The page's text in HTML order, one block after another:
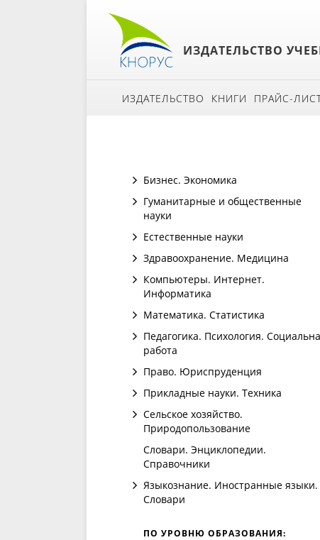
ИЗДАТЕЛЬСТВО
ИЗДАТЕЛЬСТВО КНИГИ ПРАЙС-
Бизнес. Экономика
Гуманитарные и общественные
науки
Естественные науки
Здравоохранение. Медицина
Компьютеры. Интернет.
Информатика
Математика. Статистика
Педагогика. Психология.
работа
Право. Юриспруденция
Прикладные науки. Техника
Сельское хозяйство.
Природопользование
Словари. Энциклопедии.
Справочники
Языкознание. Иностранные языки.
Словари
ПО УРОВНЮ ОБРАЗОВАНИЯ: